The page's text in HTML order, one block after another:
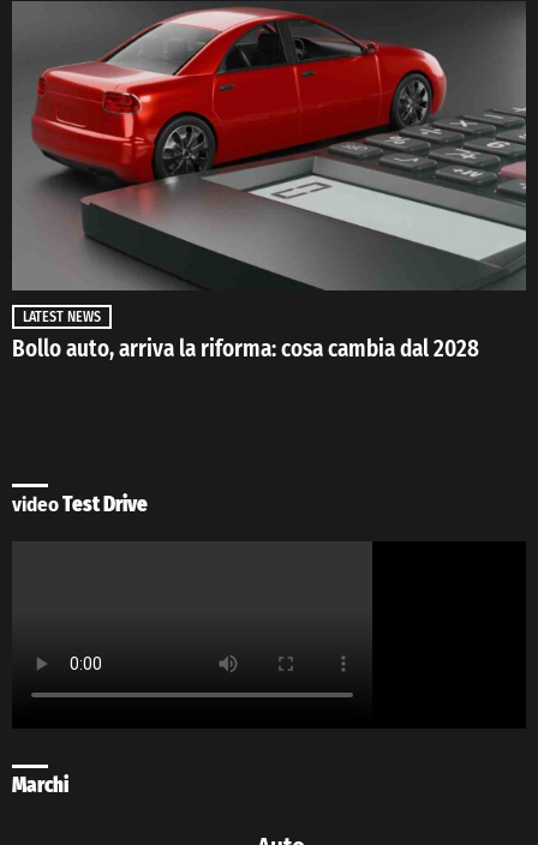
LATEST NEWS
Bollo auto, arriva la riforma: cosa cambia dal 2028
videoTest Drive
Marchi